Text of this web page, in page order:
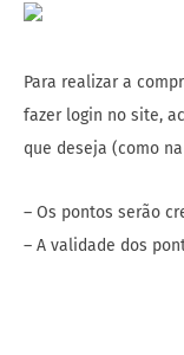
Para realizar a
fazer login no site,
que deseja (como
– Os pontos serão
– A validade dos